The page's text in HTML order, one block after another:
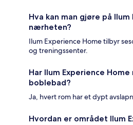
Hva kan man gjøre på
nærheten?
Ilum Experience Home tilbyr
og treningssenter.
Har Ilum Experience
boblebad?
Ja, hvert rom har et dypt
Hvordan er området Ilum